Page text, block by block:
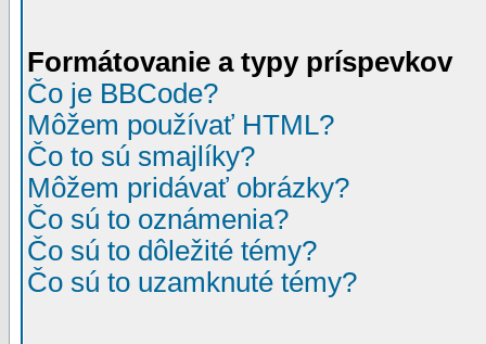
Formátovanie a typy príspevkov
Čo je BBCode?
Môžem používať HTML?
Čo to sú smajlíky?
Môžem pridávať obrázky?
Čo sú to oznámenia?
Čo sú to dôležité témy?
Čo sú to uzamknuté témy?